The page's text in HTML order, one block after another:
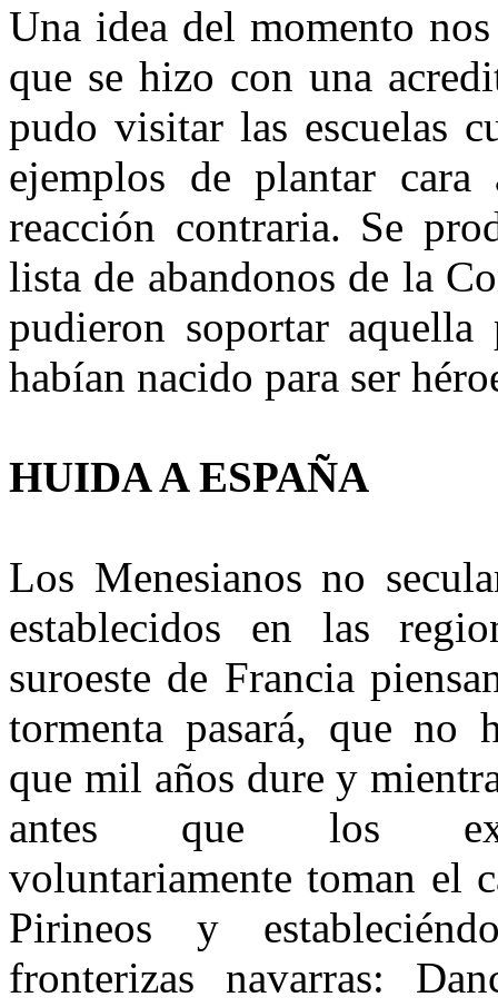
Una idea del momento
que se hizo con una
pudo visitar las escuelas
ejemplos de plantar
reacción contraria. Se
lista de abandonos de la
pudieron soportar
habían nacido para ser
HUIDA A ESPAÑA
Los Menesianos no
establecidos en las
suroeste de Francia
tormenta pasará, que no
que mil años dure y
antes que los
voluntariamente toman el
Pirineos y
fronterizas navarras: